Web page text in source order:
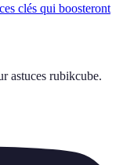
clés qui boosteront
astuces rubikcube.